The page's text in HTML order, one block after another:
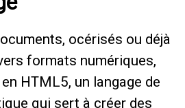
océrisés ou déjà
formats numériques,
HTML5, un langage de
qui sert à créer des